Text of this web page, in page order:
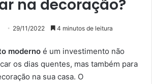
na decoração?
29/11/2022 4 minutos de leitura
moderno é um investimento não
os dias quentes, mas também para
na sua casa. O